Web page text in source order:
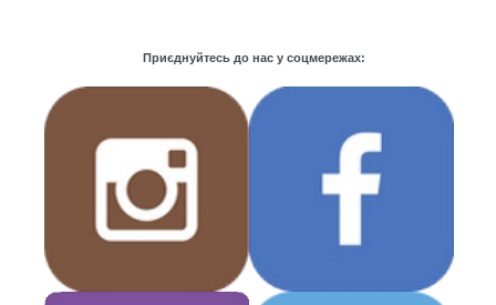
Приєднуйтесь до нас у соцмережах: